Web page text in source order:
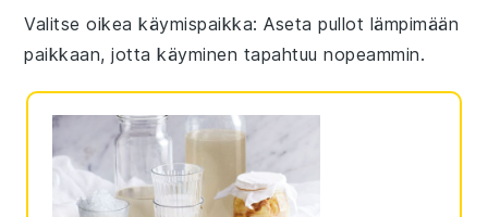
Valitse oikea käymispaikka: Aseta pullot lämpimään
paikkaan, jottakäyminen tapahtuu nopeammin.